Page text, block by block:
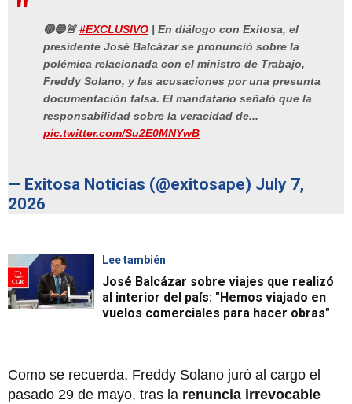
🔴🔵🚨#EXCLUSIVO | En diálogo con Exitosa, el
presidente José Balcázar se pronunció sobre la
polémica relacionada con el ministro de Trabajo,
Freddy Solano, y las acusaciones por una presunta
documentación falsa. El mandatario señaló que la
responsabilidad sobre la veracidad de...
pic.twitter.com/Su2E0MNYwB
— Exitosa Noticias (@exitosape) July 7,
2026
Lee también
José Balcázar sobre viajes que realizó
al interior del país: "Hemos viajado en
vuelos comerciales para hacer obras"
Como se recuerda, Freddy Solano juró al cargo el
pasado 29 de mayo, tras la renuncia irrevocable